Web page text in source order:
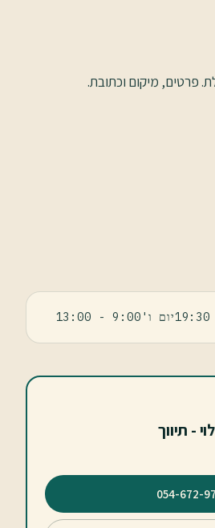
פרטים, מיקום וכתובת.
- תיווך
⁦054-672-